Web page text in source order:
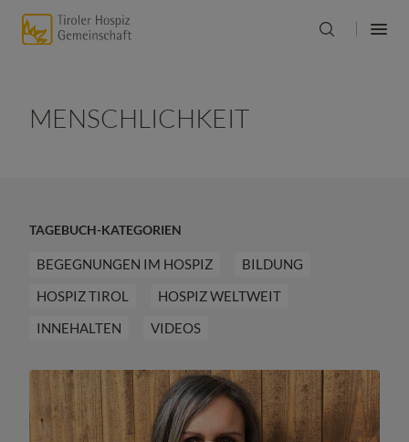
MENSCHLICHKEIT
TAGEBUCH-KATEGORIEN
BEGEGNUNGEN IM HOSPIZ
BILDUNG
HOSPIZ TIROL
HOSPIZ WELTWEIT
INNEHALTEN
VIDEOS